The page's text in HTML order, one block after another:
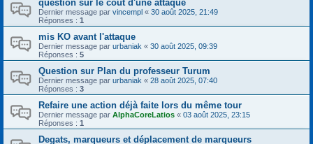
question sur le coût d'une attaque
Dernier message par vincempl « 30 août 2025, 21:49
Réponses : 1
mis KO avant l'attaque
Dernier message par urbaniak « 30 août 2025, 09:39
Réponses : 5
Question sur Plan du professeur Turum
Dernier message par urbaniak « 28 août 2025, 07:40
Réponses : 3
Refaire une action déjà faite lors du même tour
Dernier message par AlphaCoreLatios « 03 août 2025, 23:15
Réponses : 1
Degats, marqueurs et déplacement de marqueurs